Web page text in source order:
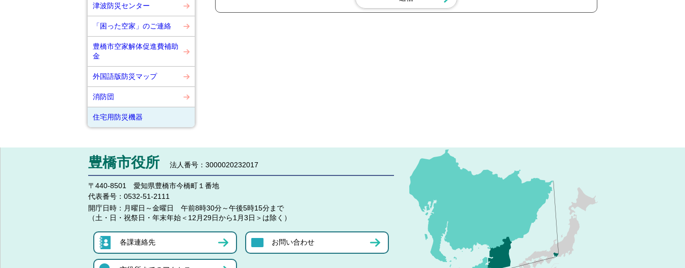
津波防災センター
「困った空家」のご連絡
豊橋市空家解体促進費補助
金
外国語版防災マップ
消防団
住宅用防災機器
豊橋市役所 法人番号：3000020232017
〒440-8501 愛知県豊橋市今橋町１番地
代表番号： 0532-51-2111
開庁日時： 月曜日～金曜日 午前8時30分～午後5時15分まで
（土・日・祝祭日・年末年始＜12月29日から1月3日＞は除く）
各課連絡先 お問い合わせ